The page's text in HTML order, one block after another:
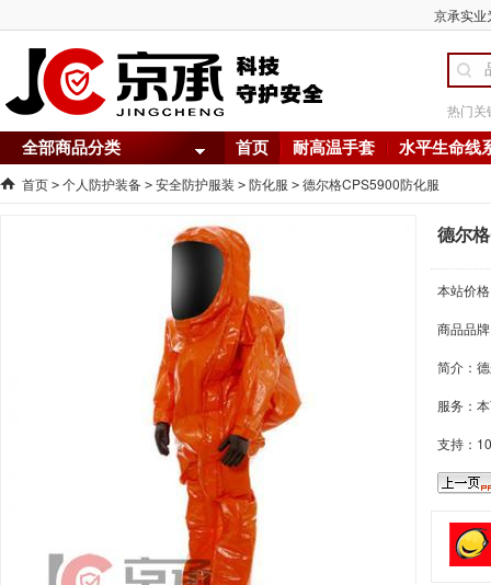
京承实业
热门关
全部商品分类 首页 耐高温手套 水平生命线
首页 > 个人防护装备 > 安全防护服装 > 防化服 > 德尔格CPS5900防化服
德尔
本站价
商品品
简介：
服务：
支持：